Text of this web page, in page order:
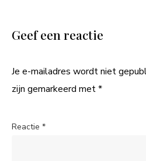
Geef een reactie
Je e-mailadres wordt niet
zijn gemarkeerd met*
Reactie *